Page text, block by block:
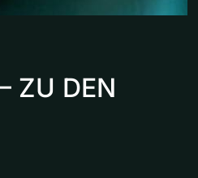
ZU DEN